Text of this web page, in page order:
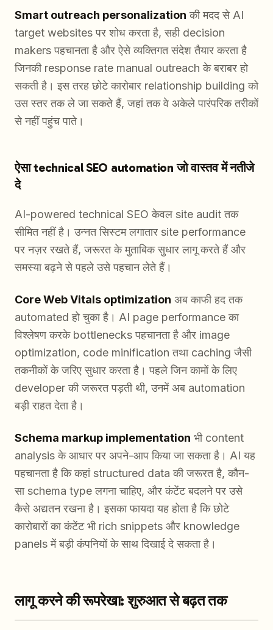
Smart outreach personalization की मदद से AI
target websites पर शोध करता है, सही decision
makers पहचानता है और ऐसे व्यक्तिगत संदेश तैयार करता है
जिनकी response rate manual outreach के बराबर हो
सकती है। इस तरह छोटे कारोबार relationship building को
उस स्तर तक ले जा सकते हैं, जहां तक वे अकेले पारंपरिक तरीकों
से नहीं पहुंच पाते।
ऐसा technical SEO automation जो वास्तव में नतीजे
दे
AI-powered technical SEO केवल site audit तक
सीमित नहीं है। उन्नत सिस्टम लगातार site performance
पर नज़र रखते हैं, जरूरत के मुताबिक सुधार लागू करते हैं और
समस्या बढ़ने से पहले उसे पहचान लेते हैं।
Core Web Vitals optimization अब काफी हद तक
automated हो चुका है। AI page performance का
विश्लेषण करके bottlenecks पहचानता है और image
optimization, code minification तथा caching जैसी
तकनीकों के जरिए सुधार करता है। पहले जिन कामों के लिए
developer की जरूरत पड़ती थी, उनमें अब automation
बड़ी राहत देता है।
Schema markup implementation भी content
analysis के आधार पर अपने-आप किया जा सकता है। AI यह
पहचानता है कि कहां structured data की जरूरत है, कौन-
सा schema type लगना चाहिए, और कंटेंट बदलने पर उसे
कैसे अद्यतन रखना है। इसका फायदा यह होता है कि छोटे
कारोबारों का कंटेंट भी rich snippets और knowledge
panels में बड़ी कंपनियों के साथ दिखाई दे सकता है।
लागू करने की रूपरेखा: शुरुआत से बढ़त तक